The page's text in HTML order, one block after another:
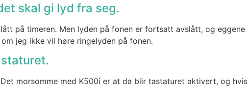
skal gi lyd fra seg.
på time­ren. Men lyden på fonen er fort­satt avslått, og
jeg ikke vil høre ringe­ly­den på fonen.
mor­som­me med K500i er at da blir tas­ta­tu­ret akti­vert, og